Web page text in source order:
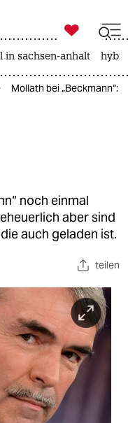

taz zahl ich
in sachsen-anhalt
Mollath bei „Beckmann“:
noch einmal
aber sind
auch geladen ist.
teilen